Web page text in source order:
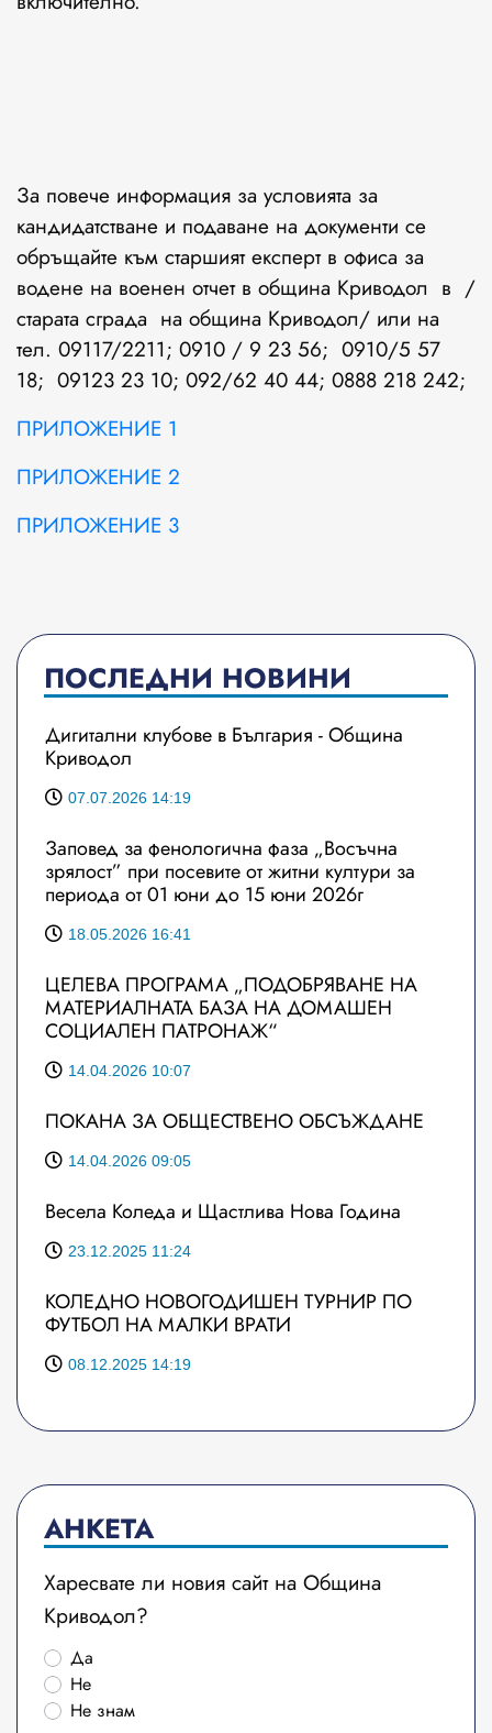
За повече информация за условията за
кандидатстване и подаване на документи се
обръщайте към старшият експерт в офиса за
водене на военен отчет в община Криводол в /
старата сграда на община Криводол/ или на
тел. 09117/2211; 0910 / 9 23 56; 0910/5 57
18; 09123 23 10; 092/62 40 44; 0888 218 242;
ПРИЛОЖЕНИЕ 1
ПРИЛОЖЕНИЕ 2
ПРИЛОЖЕНИЕ 3
ПОСЛЕДНИ НОВИНИ
Дигитални клубове в България - Община
Криводол
07.07.2026 14:19
Заповед за фенологична фаза „Восъчна
зрялост” при посевите от житни култури за
периода от 01 юни до 15 юни 2026г
18.05.2026 16:41
ЦЕЛЕВА ПРОГРАМА „ПОДОБРЯВАНЕ НА
МАТЕРИАЛНАТА БАЗА НА ДОМАШЕН
СОЦИАЛЕН ПАТРОНАЖ“
14.04.2026 10:07
ПОКАНА ЗА ОБЩЕСТВЕНО ОБСЪЖДАНЕ
14.04.2026 09:05
Весела Коледа и Щастлива Нова Година
23.12.2025 11:24
КОЛЕДНО НОВОГОДИШЕН ТУРНИР ПО
ФУТБОЛ НА МАЛКИ ВРАТИ
08.12.2025 14:19
АНКЕТА
Харесвате ли новия сайт на Община
Криводол?
Да
Не
Не знам